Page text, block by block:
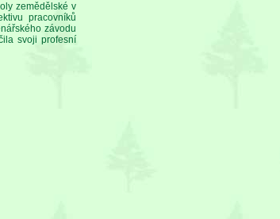
zemědělské v
pracovníků
závodu
svoji profesní